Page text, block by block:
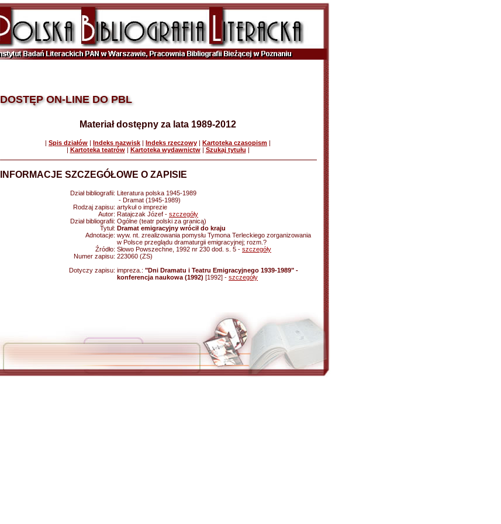
DOSTĘP ON-LINE DO PBL
Materiał dostępny za lata 1989-2012
| Spis działów | Indeks nazwisk | Indeks rzeczowy | Kartoteka czasopism |
| Kartoteka teatrów| Kartoteka wydawnictw| Szukaj tytułu |
INFORMACJE SZCZEGÓŁOWE O ZAPISIE
Dział bibliografii: Literatura polska 1945-1989
- Dramat (1945-1989)
Rodzaj zapisu: artykuł o imprezie
Autor: Ratajczak Józef - szczegóły
Dział bibliografii: Ogólne (teatr polski za granicą)
Tytuł: Dramat emigracyjny wrócił do kraju
Adnotacje: wyw. nt. zrealizowania pomysłu Tymona Terleckiego zorganizowania
w Polsce przeglądu dramaturgii emigracyjnej; rozm.?
Źródło: Słowo Powszechne, 1992 nr 230 dod. s. 5 - szczegóły
Numer zapisu: 223060 (ZS)
Dotyczy zapisu: impreza.: "Dni Dramatu i Teatru Emigracyjnego 1939-1989" -
konferencja naukowa (1992) [1992] - szczegóły